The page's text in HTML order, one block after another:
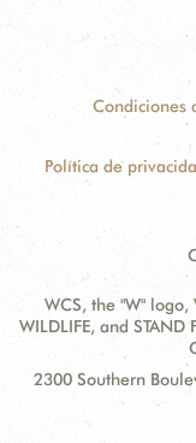
Condiciones
Política de
WCS, the "W" logo,
WILDLIFE, and
Contact
Address:
2300 Southern